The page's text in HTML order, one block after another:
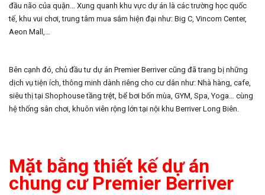
đầu não của quận… Xung quanh khu vực dự án là các trường học quốc
tế, khu vui chơi, trung tâm mua sắm hiện đại như: Big C, Vincom Center,
Aeon Mall,…
Bên cạnh đó, chủ đầu tư dự án Premier Berriver cũng đã trang bị những
dịch vụ tiện ích, thông minh dành riêng cho cư dân như: Nhà hàng, cafe,
siêu thị tại Shophouse tầng trệt, bể bơi bốn mùa, GYM, Spa, Yoga… cùng
hệ thống sân chơi, khuôn viên rộng lớn tại nội khu Berriver Long Biên.
Mặt bằng thiết kế dự án
chung cư Premier Berriver